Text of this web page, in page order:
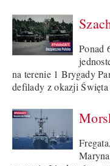
Ponad
na terenie 1 Brygady
defilady z okazji